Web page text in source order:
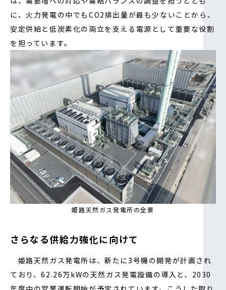
に、火力発電の中でもCO2排出量が最も少ないことから、
安定供給と低炭素化の両立を支える電源として重要な役割
を担っています。
姫路天然ガス発電所の全景
さらなる供給力強化に向けて
姫路天然ガス発電所は、新たに3号機の開発が計画され
ており、62.26万kWの天然ガス発電設備の導入と、2030